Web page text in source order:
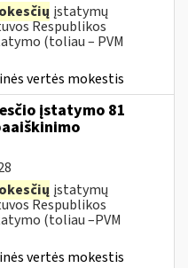
įstatymų
Respublikos
(toliau – PVM
vertės mokestis
įstatymo 81
įstatymų
Respublikos
(toliau –PVM
vertės mokestis